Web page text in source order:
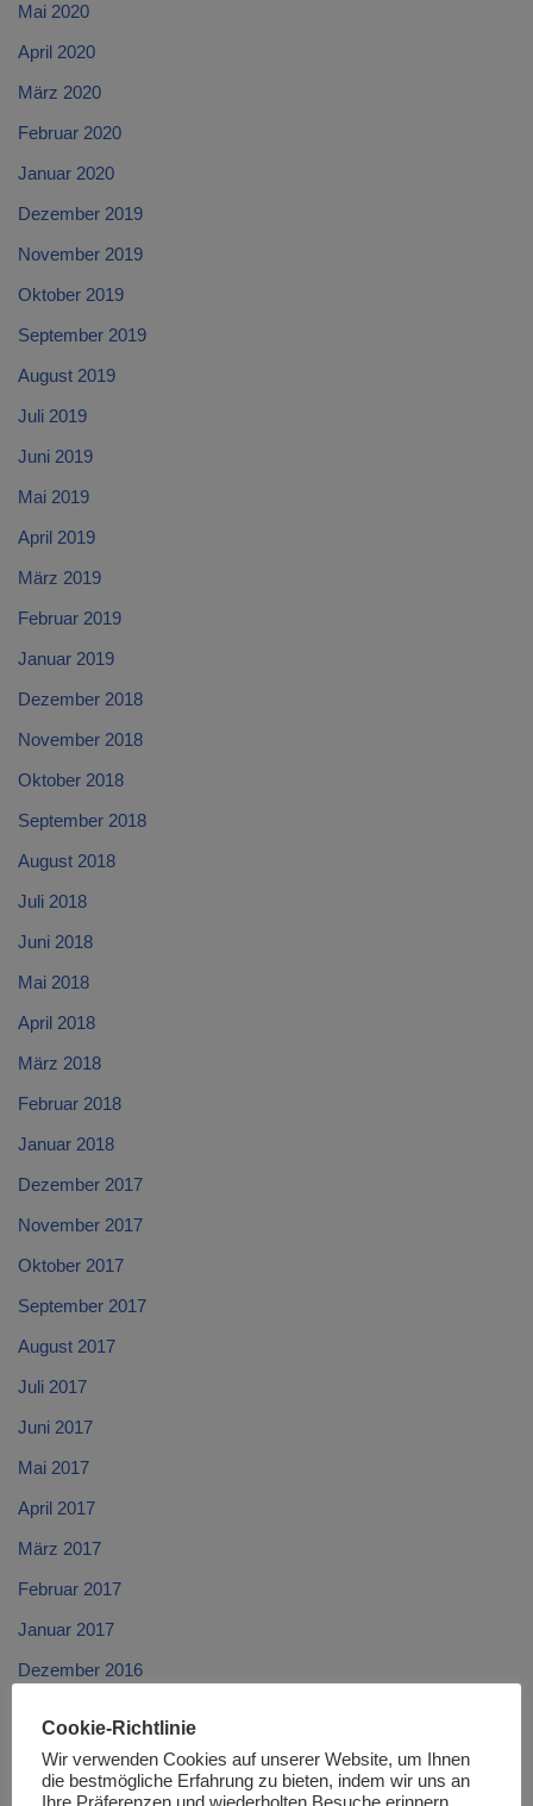
Mai 2020
April 2020
März 2020
Februar 2020
Januar 2020
Dezember 2019
November 2019
Oktober 2019
September 2019
August 2019
Juli 2019
Juni 2019
Mai 2019
April 2019
März 2019
Februar 2019
Januar 2019
Dezember 2018
November 2018
Oktober 2018
September 2018
August 2018
Juli 2018
Juni 2018
Mai 2018
April 2018
März 2018
Februar 2018
Januar 2018
Dezember 2017
November 2017
Oktober 2017
September 2017
August 2017
Juli 2017
Juni 2017
Mai 2017
April 2017
März 2017
Februar 2017
Januar 2017
Dezember 2016
Oktober 2016
September 2016
Cookie-Richtlinie
Wir verwenden Cookies auf unserer Website, um Ihnen
die bestmögliche Erfahrung zu bieten, indem wir uns an